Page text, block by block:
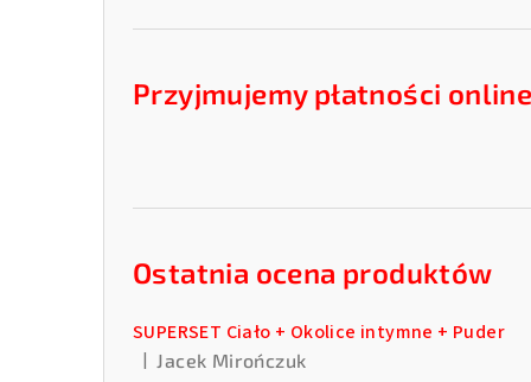
Przyjmujemy płatności online
Ostatnia ocena produktów
SUPERSET Ciało + Okolice intymne + Puder
Ocena produktu to 5 na 5 gwiazdek.
Jacek Mirończuk